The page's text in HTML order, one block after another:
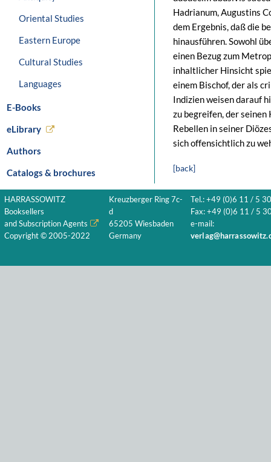
Oriental Studies
Eastern Europe
Cultural Studies
Languages
E-Books
eLibrary
Authors
Catalogs & brochures
Hadrianum, Augustins
dem Ergebnis, daß die
hinausführen. Sowohl
einen Bezug zum
inhaltlicher Hinsicht
einem Bischof, der als
Indizien weisen darauf
zu begreifen, der
Rebellen in seiner
sich offensichtlich zu
[back]
HARRASSOWITZ
Booksellers
and Subscription Agents
Copyright © 2005-2022
Kreuzberger Ring 7c-
d
65205 Wiesbaden
Germany
Tel.: +49 (0)6 11 / 5
Fax: +49 (0)6 11 / 5
e-mail: